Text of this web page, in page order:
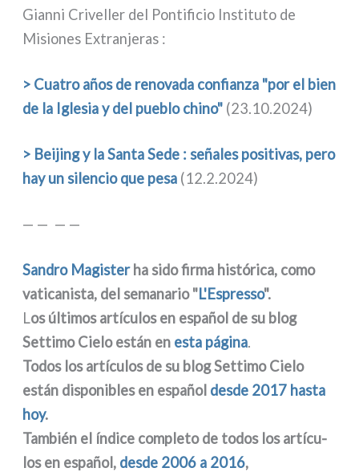
Gianni Criveller del Pontificio Instituto de
Misiones Extranjeras :
> Cuatro años de reno­va­da con­fian­za "por el bien
de la Iglesia y del pue­blo chi­no" (23.10.2024)
> Beijing y la Santa Sede : seña­les posi­ti­vas, pero
hay un silen­cio que pesa (12.2.2024)
— — — —
Sandro Magisterha sido fir­ma histó­ri­ca, como
vati­ca­ni­sta, del sema­na­rio "L'Espresso".
Los últi­mos artí­cu­los en español de su blog
Settimo Cielo están en esta pági­na.
Todos los artí­cu­los de su blog Settimo Cielo
están dispo­ni­bles en español desde 2017 hasta
hoy.
También el índi­ce com­ple­to de todos los artí­cu­
los en español, desde 2006 a 2016,